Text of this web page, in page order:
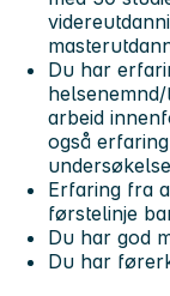
Du har
arbeid
også
Erfaring fra
førstelinje
Du har god
Du har